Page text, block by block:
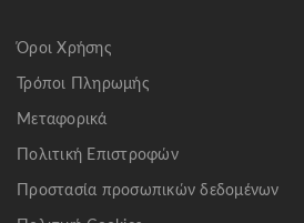
Όροι Χρήσης
Τρόποι Πληρωμής
Μεταφορικά
Πολιτική Επιστροφών
Προστασία προσωπικών δεδομένων